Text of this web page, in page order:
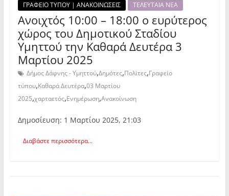
ΓΡΑΦΕΙΟ ΤΥΠΟΥ | ΑΝΑΚΟΙΝΩΣΕΙΣ ΤΕΛΕΥΤΑΙΑ ΝΕΑ
Ανοιχτός 10:00 – 18:00 ο ευρύτερος
χώρος του Δημοτικού Σταδίου
Υμηττού την Καθαρά Δευτέρα 3
Μαρτίου 2025
Δήμος Δάφνης - Υμηττού,Δημότες,Πολίτες,Γραφείο
τύπου,Καθαρά Δευτέρα,03 Μαρτίου
2025,χαρταετός,Ενημέρωση,Ανακοίνωση
Δημοσίευση: 1 Μαρτίου 2025, 21:03
Διαβάστε περισσότερα...